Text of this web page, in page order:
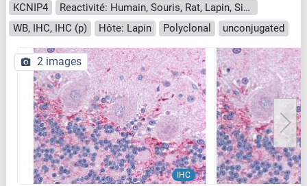
KCNIP4
Reactivité: Humain, Souris, Rat, Lapin, Singe
WB, IHC, IHC (p)
Hôte: Lapin Polyclonal unconjugated
IHC
2 images